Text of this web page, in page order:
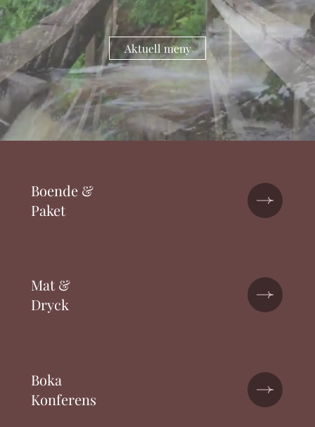
Aktuell meny
Boende &
Paket
Mat &
Dryck
Boka
Konferens